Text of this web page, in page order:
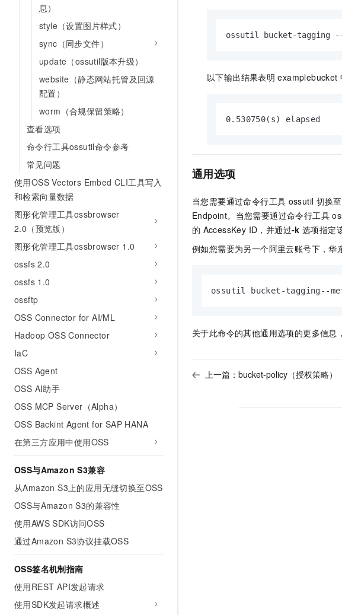
息）
style（设置图片样式）
sync（同步文件）
update（ossutil版本升级）
website（静态网站托管及回源
配置）
worm（合规保留策略）
查看选项
命令行工具ossutil命令参考
常见问题
使用OSS Vectors Embed CLI工具写入
和检索向量数据
图形化管理工具ossbrowser
2.0（预览版）
图形化管理工具ossbrowser 1.0
ossfs 2.0
ossfs 1.0
ossftp
OSS Connector for AI/ML
Hadoop OSS Connector
IaC
OSS Agent
OSS AI助手
OSS MCP Server（Alpha）
OSS Backint Agent for SAP HANA
在第三方应用中使用OSS
OSS与Amazon S3兼容
从Amazon S3上的应用无缝切换至OSS
OSS与Amazon S3的兼容性
使用AWS SDK访问OSS
通过Amazon S3协议挂载OSS
OSS签名机制指南
使用REST API发起请求
使用SDK发起请求概述
ossutil bucket-tagging --
以下输出结果表明 examplebucket
0.530750(s) elapsed
通用选项
当您需要通过命令行工具 ossutil 切换
Endpoint。当您需要通过命令行工具
的 AccessKey ID，并通过-k 选项指定
例如您需要为另一个阿里云账号下，华
ossutil bucket-tagging--
关于此命令的其他通用选项的更多信息
上一篇： bucket-policy（授权策略）